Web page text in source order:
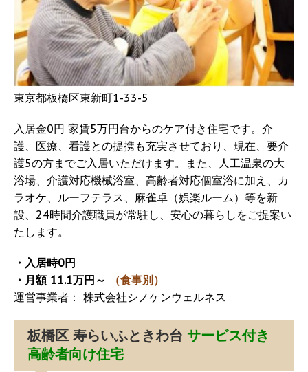
東京都板橋区東新町1-33-5
入居金0円 家賃5万円台からのケア付き住宅です。介
護、医療、看護との提携も充実させており、現在、要介
護5の方までご入居いただけます。また、人工温泉の大
浴場、介護対応機械浴室、高齢者対応個室浴に加え、カ
ラオケ、ルーフテラス、麻雀卓（娯楽ルーム）等を新
設、24時間介護職員が常駐し、安心の暮らしをご提案い
たします。
・入居時0円
・月額 11.1万円～
（食事別）
運営事業者： 株式会社シノケンウェルネス
板橋区 寿らいふときわ台 サービス付き
高齢者向け住宅